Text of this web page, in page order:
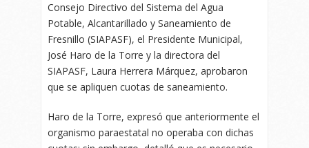
Consejo Directivo del Sistema del Agua
Potable, Alcantarillado y Saneamiento de
Fresnillo (SIAPASF), el Presidente Municipal,
José Haro de la Torre y la directora del
SIAPASF, Laura Herrera Márquez, aprobaron
que se apliquen cuotas de saneamiento.
Haro de la Torre, expresó que anteriormente el
organismo paraestatal no operaba con dichas